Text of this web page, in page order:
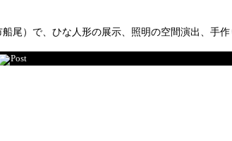
尾）で、ひな人形の展示、照明の空間演出、手
Post